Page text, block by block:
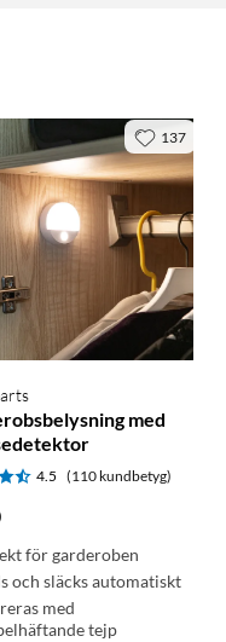
med
4.5 (110 kundbetyg)
för garderoben
och släcks automatiskt
med
tejp
137